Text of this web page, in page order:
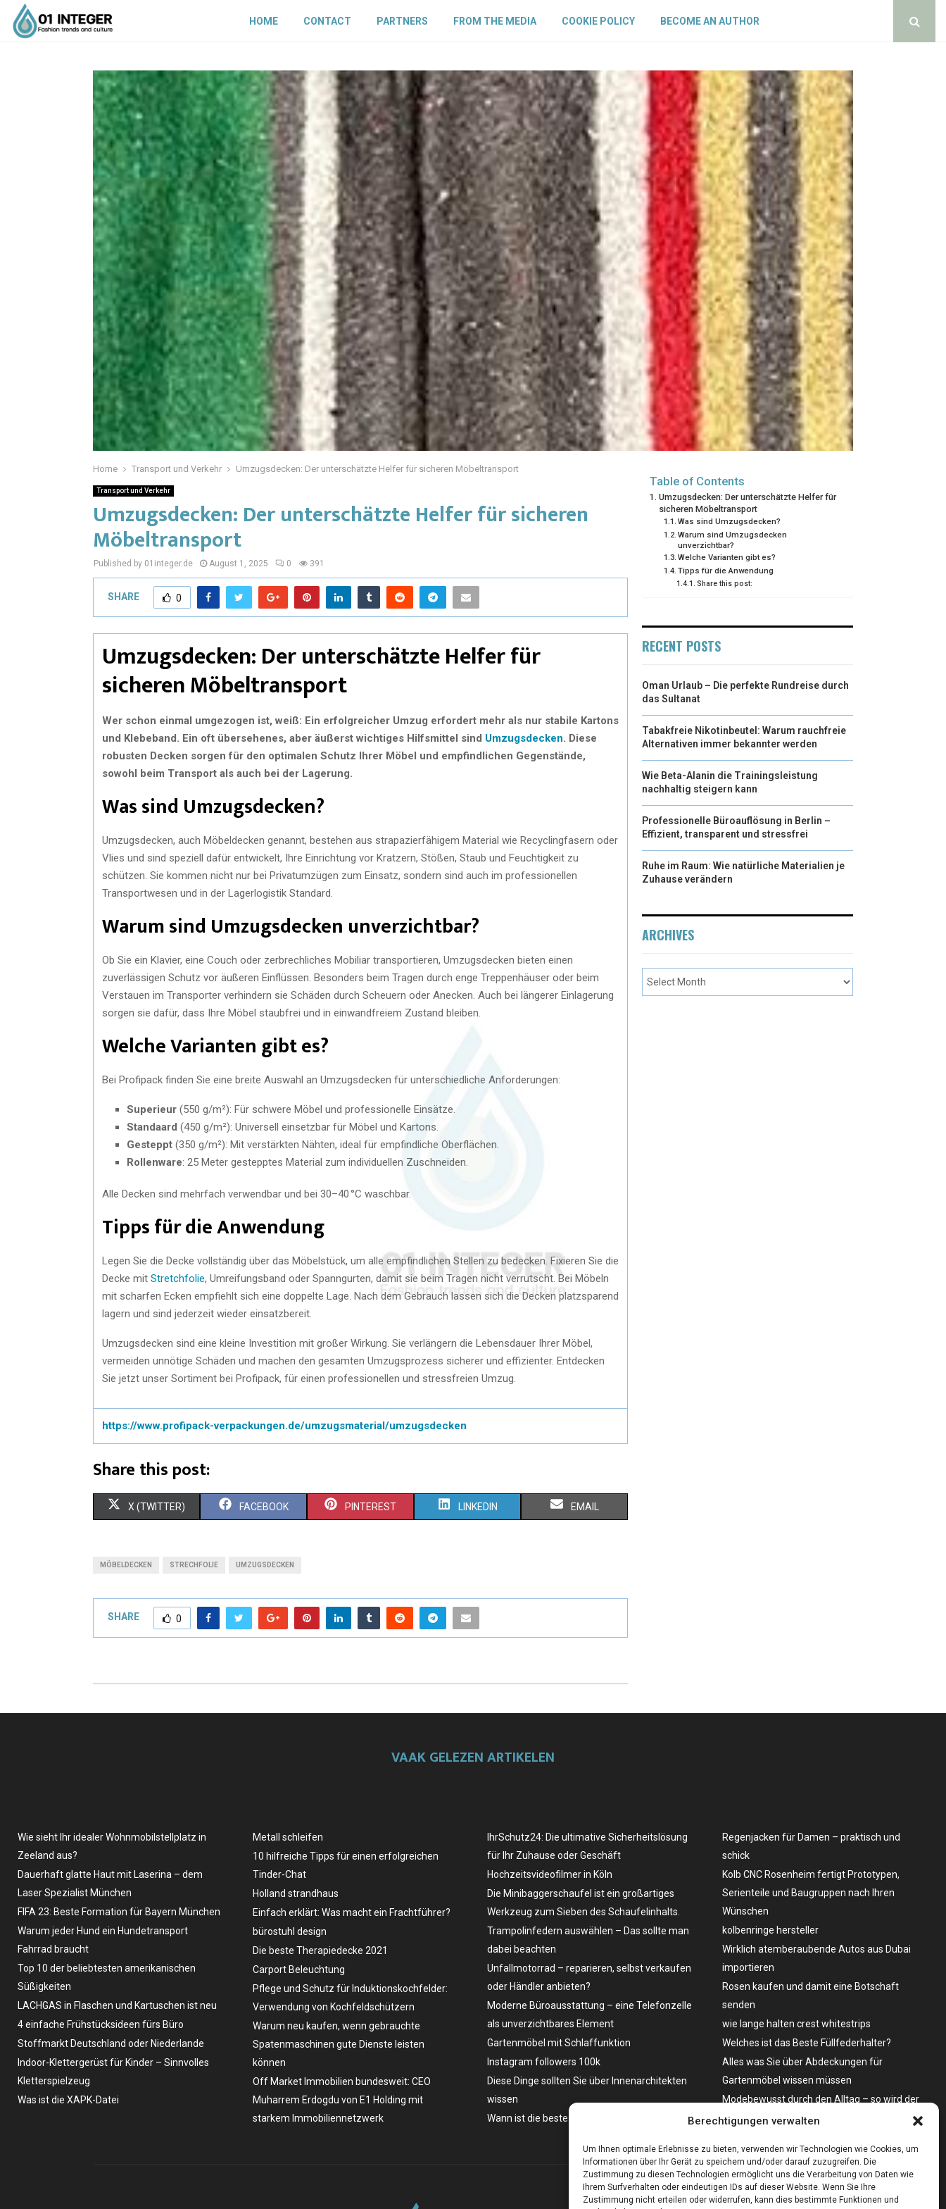
Berechtigungen verwalten
Um Ihnen optimale Erlebnisse zu bieten, verwenden wir Technologien wie Cookies, um
Informationen über Ihr Gerät zu speichern und/oder darauf zuzugreifen. Die
Zustimmung zu diesen Technologien ermöglicht uns die Verarbeitung von Daten wie
Ihrem Surfverhalten oder eindeutigen IDs auf dieser Website. Wenn Sie Ihre
Zustimmung nicht erteilen oder widerrufen, kann dies bestimmte Funktionen und
HOME CONTACT PARTNERS FROM THE MEDIA COOKIE POLICY BECOME AN AUTHOR
Home Transport und Verkehr Umzugsdecken: Der unterschätzte Helfer für sicheren Möbeltransport
Transport und Verkehr
Umzugsdecken: Der unterschätzte Helfer für sicheren
Möbeltransport
Published by 01integer.de August 1, 2025 0 391
SHARE 0
Umzugsdecken: Der unterschätzte Helfer für
sicheren Möbeltransport
Wer schon einmal umgezogen ist, weiß: Ein erfolgreicher Umzug erfordert mehr als nur stabile Kartons
und Klebeband. Ein oft übersehenes, aber äußerst wichtiges Hilfsmittel sind Umzugsdecken. Diese
robusten Decken sorgen für den optimalen Schutz Ihrer Möbel und empfindlichen Gegenstände,
sowohl beim Transport als auch bei der Lagerung.
Was sind Umzugsdecken?
Umzugsdecken, auch Möbeldecken genannt, bestehen aus strapazierfähigem Material wie Recyclingfasern oder
Vlies und sind speziell dafür entwickelt, Ihre Einrichtung vor Kratzern, Stößen, Staub und Feuchtigkeit zu
schützen. Sie kommen nicht nur bei Privatumzügen zum Einsatz, sondern sind auch im professionellen
Transportwesen und in der Lagerlogistik Standard.
Warum sind Umzugsdecken unverzichtbar?
Ob Sie ein Klavier, eine Couch oder zerbrechliches Mobiliar transportieren, Umzugsdecken bieten einen
zuverlässigen Schutz vor äußeren Einflüssen. Besonders beim Tragen durch enge Treppenhäuser oder beim
Verstauen im Transporter verhindern sie Schäden durch Scheuern oder Anecken. Auch bei längerer Einlagerung
sorgen sie dafür, dass Ihre Möbel staubfrei und in einwandfreiem Zustand bleiben.
Welche Varianten gibt es?
Bei Profipack finden Sie eine breite Auswahl an Umzugsdecken für unterschiedliche Anforderungen:
Superieur (550 g/m²): Für schwere Möbel und professionelle Einsätze.
Standaard (450 g/m²): Universell einsetzbar für Möbel und Kartons.
Gesteppt (350 g/m²): Mit verstärkten Nähten, ideal für empfindliche Oberflächen.
Rollenware: 25 Meter gestepptes Material zum individuellen Zuschneiden.
Alle Decken sind mehrfach verwendbar und bei 30–40 °C waschbar.
Tipps für die Anwendung
Legen Sie die Decke vollständig über das Möbelstück, um alle empfindlichen Stellen zu bedecken. Fixieren Sie die
Decke mit Stretchfolie, Umreifungsband oder Spanngurten, damit sie beim Tragen nicht verrutscht. Bei Möbeln
mit scharfen Ecken empfiehlt sich eine doppelte Lage. Nach dem Gebrauch lassen sich die Decken platzsparend
lagern und sind jederzeit wieder einsatzbereit.
Umzugsdecken sind eine kleine Investition mit großer Wirkung. Sie verlängern die Lebensdauer Ihrer Möbel,
vermeiden unnötige Schäden und machen den gesamten Umzugsprozess sicherer und effizienter. Entdecken
Sie jetzt unser Sortiment bei Profipack, für einen professionellen und stressfreien Umzug.
https://www.profipack-verpackungen.de/umzugsmaterial/umzugsdecken
Share this post:
X (TWITTER) FACEBOOK PINTEREST LINKEDIN EMAIL
MÖBELDECKEN STRECHFOLIE UMZUGSDECKEN
SHARE 0
Table of Contents
Umzugsdecken: Der unterschätzte Helfer für
sicheren Möbeltransport
Was sind Umzugsdecken?
Warum sind Umzugsdecken
unverzichtbar?
Welche Varianten gibt es?
Tipps für die Anwendung
Share this post:
RECENT POSTS
Oman Urlaub – Die perfekte Rundreise durch
das Sultanat
Tabakfreie Nikotinbeutel: Warum rauchfreie
Alternativen immer bekannter werden
Wie Beta-Alanin die Trainingsleistung
nachhaltig steigern kann
Professionelle Büroauflösung in Berlin –
Effizient, transparent und stressfrei
Ruhe im Raum: Wie natürliche Materialien je
Zuhause verändern
ARCHIVES
VAAK GELEZEN ARTIKELEN
Wie sieht Ihr idealer Wohnmobilstellplatz in
Zeeland aus?
Dauerhaft glatte Haut mit Laserina – dem
Laser Spezialist München
FIFA 23: Beste Formation für Bayern München
Warum jeder Hund ein Hundetransport
Fahrrad braucht
Top 10 der beliebtesten amerikanischen
Süßigkeiten
LACHGAS in Flaschen und Kartuschen ist neu
4 einfache Frühstücksideen fürs Büro
Stoffmarkt Deutschland oder Niederlande
Indoor-Klettergerüst für Kinder – Sinnvolles
Kletterspielzeug
Was ist die XAPK-Datei
Metall schleifen
10 hilfreiche Tipps für einen erfolgreichen
Tinder-Chat
Holland strandhaus
Einfach erklärt: Was macht ein Frachtführer?
bürostuhl design
Die beste Therapiedecke 2021
Carport Beleuchtung
Pflege und Schutz für Induktionskochfelder:
Verwendung von Kochfeldschützern
Warum neu kaufen, wenn gebrauchte
Spatenmaschinen gute Dienste leisten
können
Off Market Immobilien bundesweit: CEO
Muharrem Erdogdu von E1 Holding mit
starkem Immobiliennetzwerk
IhrSchutz24: Die ultimative Sicherheitslösung
für Ihr Zuhause oder Geschäft
Hochzeitsvideofilmer in Köln
Die Minibaggerschaufel ist ein großartiges
Werkzeug zum Sieben des Schaufelinhalts.
Trampolinfedern auswählen – Das sollte man
dabei beachten
Unfallmotorrad – reparieren, selbst verkaufen
oder Händler anbieten?
Moderne Büroausstattung – eine Telefonzelle
als unverzichtbares Element
Gartenmöbel mit Schlaffunktion
Instagram followers 100k
Diese Dinge sollten Sie über Innenarchitekten
wissen
Wann ist die beste Zeit, ein Auto zu kaufen?
Regenjacken für Damen – praktisch und
schick
Kolb CNC Rosenheim fertigt Prototypen,
Serienteile und Baugruppen nach Ihren
Wünschen
kolbenringe hersteller
Wirklich atemberaubende Autos aus Dubai
importieren
Rosen kaufen und damit eine Botschaft
senden
wie lange halten crest whitestrips
Welches ist das Beste Füllfederhalter?
Alles was Sie über Abdeckungen für
Gartenmöbel wissen müssen
Modebewusst durch den Alltag – so wird der
Bürgersteig zum Laufsteg!